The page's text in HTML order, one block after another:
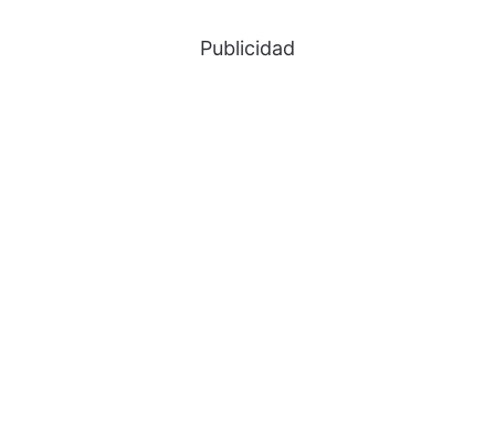
Publicidad